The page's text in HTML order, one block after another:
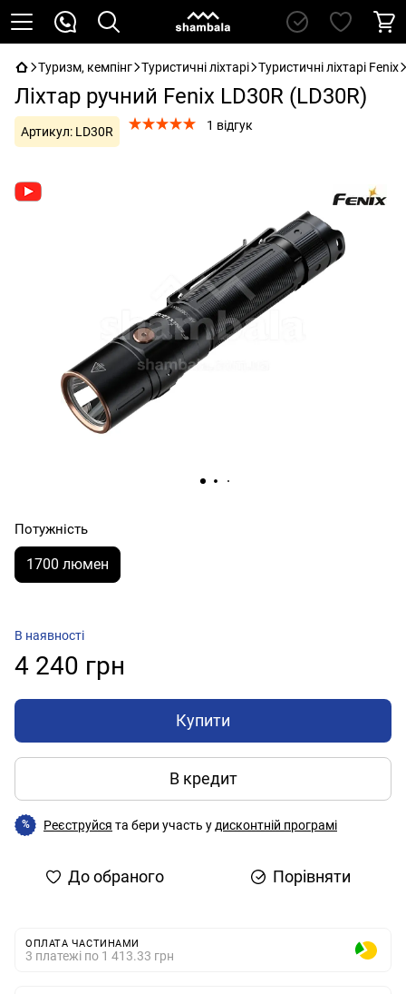
Туризм, кемпінг Туристичні ліхтарі Туристичні ліхтарі Fenix
Ліхтар ручний Fenix LD30R (LD30R)
Артикул: LD30R 1 відгук
Потужність
1700 люмен
В наявності
4 240 грн
Купити
В кредит
% Реєструйся та бери участь у дисконтній програмі
До обраного Порівняти
ОПЛАТА ЧАСТИНАМИ
3 платежі по 1 413.33 грн